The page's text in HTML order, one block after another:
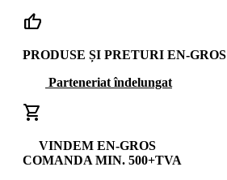
thumb_up
PRODUSE ȘI PRETURI EN-GROS
Parteneriat îndelungat
shopping_cart
VINDEM EN-GROS
COMANDA MIN. 500+TVA